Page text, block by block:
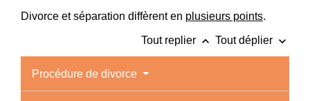
Divorce et séparation diffèrent en plusieurs points.
Tout replier keyboard_arrow_up Tout déplier keyboard_arrow_down
Procédure de divorce